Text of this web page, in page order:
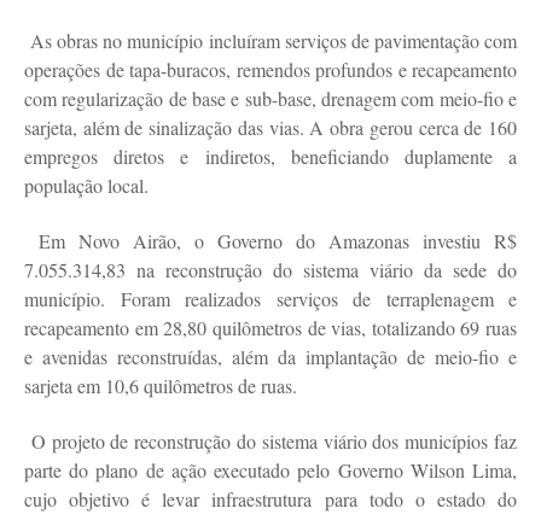
As obras no município incluíram serviços de pavimentação com
operações de tapa-buracos, remendos profundos e recapeamento
com regularização de base e sub-base, drenagem com meio-fio e
sarjeta, além de sinalização das vias. A obra gerou cerca de 160
empregos diretos e indiretos, beneficiando duplamente a
população local.
Em Novo Airão, o Governo do Amazonas investiu R$
7.055.314,83 na reconstrução do sistema viário da sede do
município. Foram realizados serviços de terraplenagem e
recapeamento em 28,80 quilômetros de vias, totalizando 69 ruas
e avenidas reconstruídas, além da implantação de meio-fio e
sarjeta em 10,6 quilômetros de ruas.
O projeto de reconstrução do sistema viário dos municípios faz
parte do plano de ação executado pelo Governo Wilson Lima,
cujo objetivo é levar infraestrutura para todo o estado do